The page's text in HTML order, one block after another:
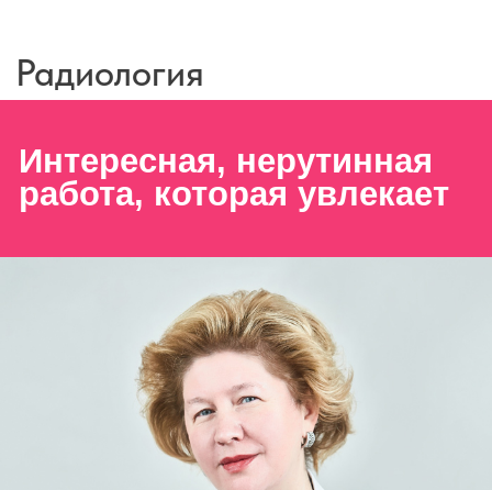
Елена Валерьевна Меских,
рентгенорадиологии Института
непрерывного образования и
профессионального развития, заведующая
учебной частью Пироговского Университета